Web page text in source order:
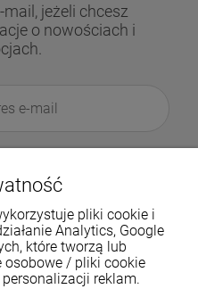
jeżeli chcesz
o nowościach i
pliki cookie i
Analytics, Google
które tworzą lub
osobowe / pliki cookie
reklam.